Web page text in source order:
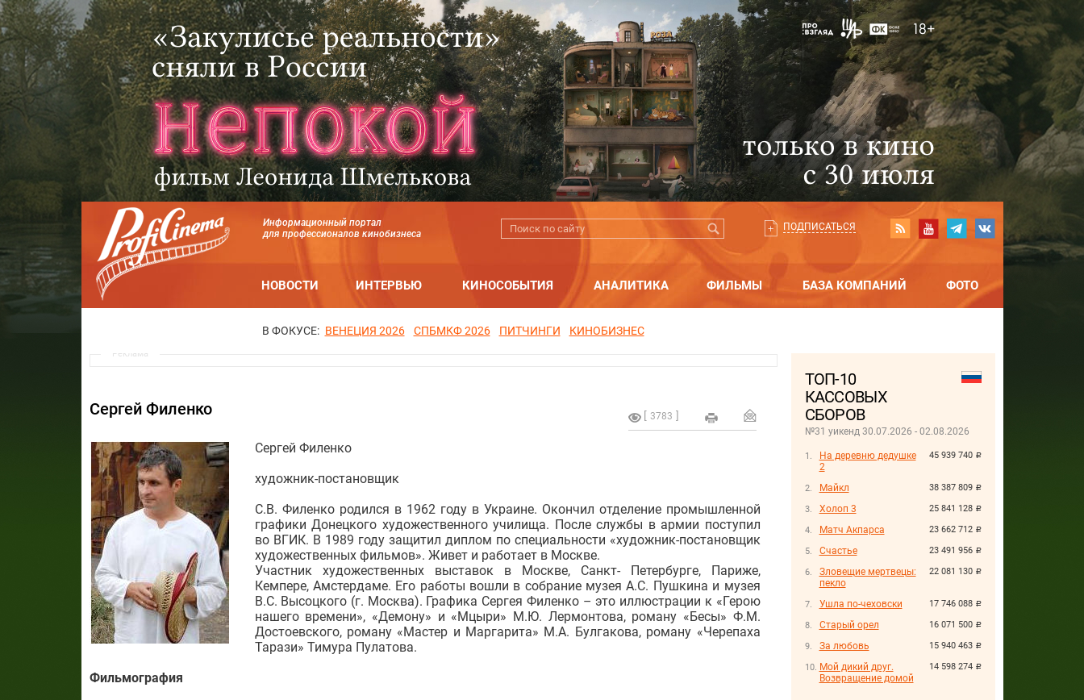
Информационный портал
для профессионалов кинобизнеса
ПОДПИСАТЬСЯ
НОВОСТИ ИНТЕРВЬЮ КИНОСОБЫТИЯ АНАЛИТИКА ФИЛЬМЫ БАЗА КОМПАНИЙ ФОТО
В ФОКУСЕ: ВЕНЕЦИЯ 2026 СПБМКФ 2026 ПИТЧИНГИ КИНОБИЗНЕС
ТОП-10
КАССОВЫХ
СБОРОВ
№31 уикенд 30.07.2026 - 02.08.2026
45 939 740 руб.
На деревню дедушке
2
38 387 809 руб.
Майкл
25 841 128 руб.
Холоп 3
23 662 712 руб.
Матч Акпарса
23 491 956 руб.
Счастье
22 081 130 руб.
Зловещие мертвецы:
пекло
17 746 088 руб.
Ушла по-чеховски
16 071 500 руб.
Старый орел
15 940 463 руб.
За любовь
14 598 274 руб.
Мой дикий друг.
Возвращение домой
Реклама
3783
Сергей Филенко
Сергей Филенко
художник-постановщик
С.В. Филенко родился в 1962 году в Украине. Окончил отделение промышленной
графики Донецкого художественного училища. После службы в армии поступил
во ВГИК. В 1989 году защитил диплом по специальности «художник-постановщик
художественных фильмов». Живет и работает в Москве.
Участник художественных выставок в Москве, Санкт- Петербурге, Париже,
Кемпере, Амстердаме. Его работы вошли в собрание музея А.С. Пушкина и музея
В.С. Высоцкого (г. Москва). Графика Сергея Филенко – это иллюстрации к «Герою
нашего времени», «Демону» и «Мцыри» М.Ю. Лермонтова, роману «Бесы» Ф.М.
Достоевского, роману «Мастер и Маргарита» М.А. Булгакова, роману «Черепаха
Тарази» Тимура Пулатова.
Фильмография